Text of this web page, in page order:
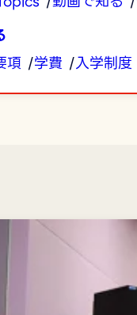
項
学費 入学制度